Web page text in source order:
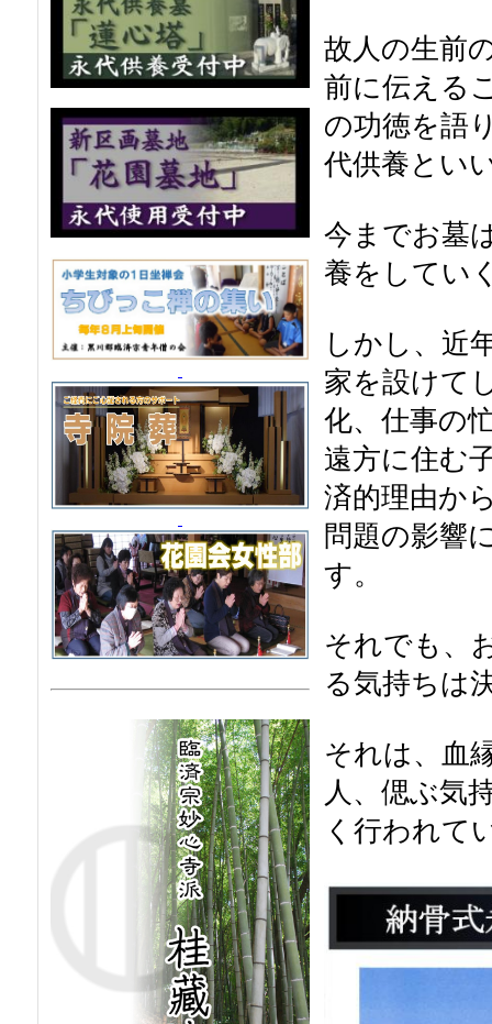
故人の生前
前に伝える
の功徳を語
代供養とい
今までお墓
養をしてい
しかし、近
家を設けて
化、仕事の
遠方に住む
済的理由か
問題の影響
す。
それでも、
る気持ちは
それは、血
人、偲ぶ気
く行われて